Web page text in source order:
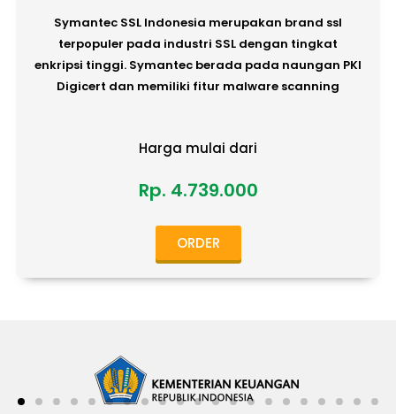
Symantec SSL Indonesia merupakan brand ssl
terpopuler pada industri SSL dengan tingkat
enkripsi tinggi. Symantec berada pada naungan PKI
Digicert dan memiliki fitur malware scanning
Harga mulai dari
Rp. 4.739.000
ORDER